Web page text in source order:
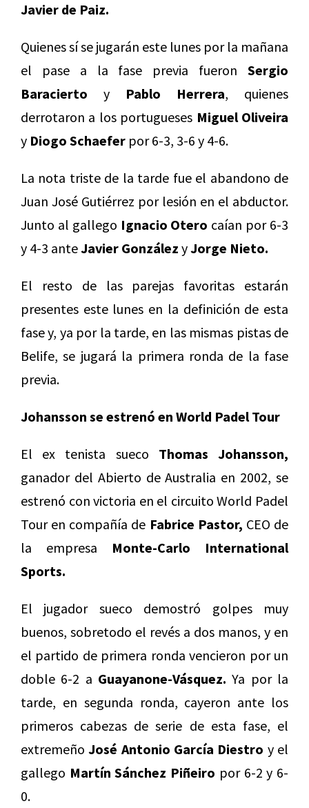
Javier de Paiz.
Quienes sí se jugarán este lunes por la mañana
el pase a la fase previa fueron Sergio
Baracierto y Pablo Herrera, quienes
derrotaron a los portugueses Miguel Oliveira
y Diogo Schaefer por 6-3, 3-6 y 4-6.
La nota triste de la tarde fue el abandono de
Juan José Gutiérrez por lesión en el abductor.
Junto al gallego Ignacio Otero caían por 6-3
y 4-3 anteJavier González yJorge Nieto.
El resto de las parejas favoritas estarán
presentes este lunes en la definición de esta
fase y, ya por la tarde, en las mismas pistas de
Belife, se jugará la primera ronda de la fase
previa.
Johansson se estrenó en World Padel Tour
El ex tenista sueco Thomas Johansson,
ganador del Abierto de Australia en 2002, se
estrenó con victoria en el circuito World Padel
Tour en compañía de Fabrice Pastor, CEO de
la empresa Monte-Carlo International
Sports.
El jugador sueco demostró golpes muy
buenos, sobretodo el revés a dos manos, y en
el partido de primera ronda vencieron por un
doble 6-2 a Guayanone-Vásquez. Ya por la
tarde, en segunda ronda, cayeron ante los
primeros cabezas de serie de esta fase, el
extremeñoJosé Antonio García Diestro y el
gallego Martín Sánchez Piñeiro por 6-2 y 6-
0.